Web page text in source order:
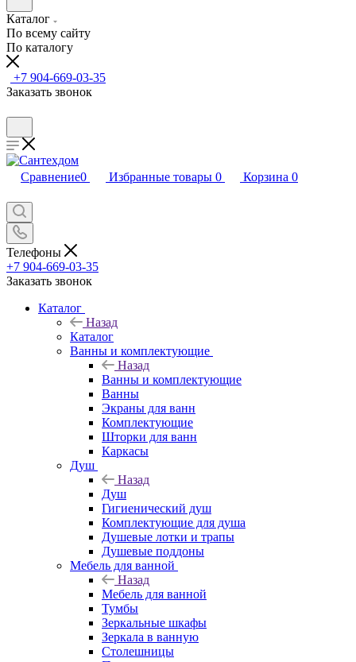
Каталог
По всему сайту
По каталогу
+7 904-669-03-35
Заказать звонок
Сравнение0 Избранные товары 0 Корзина 0
Телефоны
+7 904-669-03-35
Заказать звонок
Каталог
Назад
Каталог
Ванны и комплектующие
Назад
Ванны и комплектующие
Ванны
Экраны для ванн
Комплектующие
Шторки для ванн
Каркасы
Душ
Назад
Душ
Гигиенический душ
Комплектующие для душа
Душевые лотки и трапы
Душевые поддоны
Мебель для ванной
Назад
Мебель для ванной
Тумбы
Зеркальные шкафы
Зеркала в ванную
Столешницы